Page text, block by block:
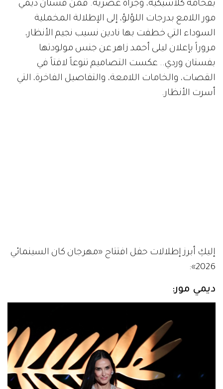
بفخامة كلاسيكية، وجرأة عصرية. فمن فستان ديمي
مور اللامع بدرجات اللؤلؤ، إلى الإطلالة المخملية
السوداء التي خطفت بها نادين نسيب نجيم الأنظار،
مروراً بإعلان ليلى أحمد زاهر عن جنس مولودتها
بفستان وردي.. عكست التصاميم تنوعاً لافتاً في
القصات، والخامات اللامعة، والتفاصيل الفاخرة، التي
أسرت الأنظار.
إليكِ أبرز إطلالات حفل افتتاح «مهرجان كان السينمائي
2026»:
ديمي مور: